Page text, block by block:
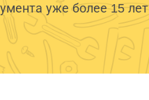
уже более 15 лет